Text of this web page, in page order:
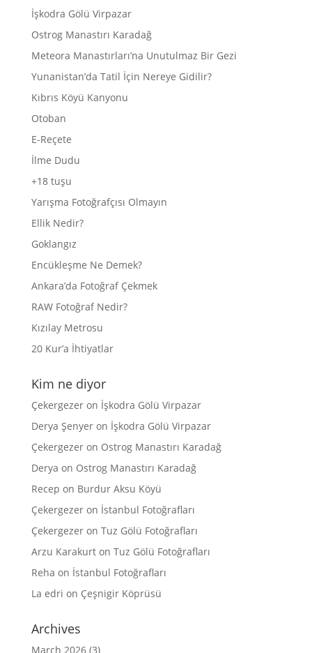
İşkodra Gölü Virpazar
Ostrog Manastırı Karadağ
Meteora Manastırları’na Unutulmaz Bir Gezi
Yunanistan’da Tatil İçin Nereye Gidilir?
Kıbrıs Köyü Kanyonu
Otoban
E-Reçete
İlme Dudu
+18 tuşu
Yarışma Fotoğrafçısı Olmayın
Ellik Nedir?
Goklangız
Encükleşme Ne Demek?
Ankara’da Fotoğraf Çekmek
RAW Fotoğraf Nedir?
Kızılay Metrosu
20 Kur’a İhtiyatlar
Kim ne diyor
Çekergezeron İşkodra Gölü Virpazar
Derya Şenyeron İşkodra Gölü Virpazar
Çekergezeron Ostrog Manastırı Karadağ
Derya on Ostrog Manastırı Karadağ
Recep on Burdur Aksu Köyü
Çekergezeron İstanbul Fotoğrafları
Çekergezeron Tuz Gölü Fotoğrafları
Arzu Karakurton Tuz Gölü Fotoğrafları
Reha on İstanbul Fotoğrafları
La edri on Çeşnigir Köprüsü
Archives
March 2026(3)